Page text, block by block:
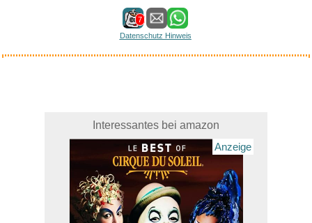
7
Datenschutz Hinweis
Interessantes bei amazon
Anzeige